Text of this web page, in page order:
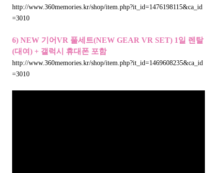
http://www.360memories.kr/shop/item.php?it_id=1476198115&ca_id
=3010
6) NEW 기어VR 풀세트(NEW GEAR VR SET) 1일 렌탈
(대여) + 갤럭시 휴대폰 포함
http://www.360memories.kr/shop/item.php?it_id=1469608235&ca_id
=3010